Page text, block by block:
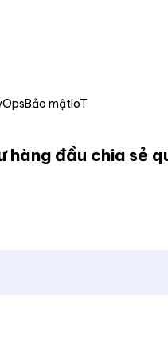
Bảo mậtIoT
đầu chia sẻ